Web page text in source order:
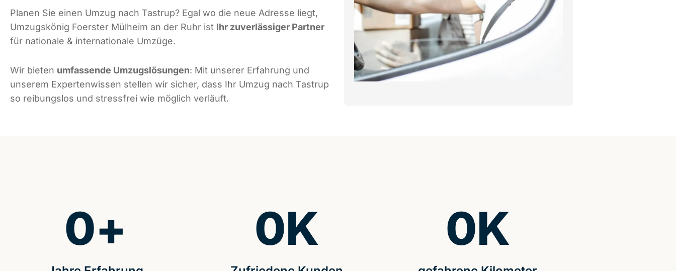
Planen Sie einen Umzug nach Tastrup? Egal wo die neue Adresse liegt,
Umzugskönig Foerster Mülheim an der Ruhr ist Ihr zuverlässiger Partner
für nationale & internationale Umzüge.
Wir bieten umfassende Umzugslösungen: Mit unserer Erfahrung und
unserem Expertenwissen stellen wir sicher, dass Ihr Umzug nach Tastrup
so reibungslos und stressfrei wie möglich verläuft.
0+ 0K 0K